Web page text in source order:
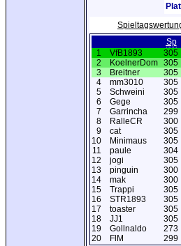
Sp
1
VfB1893
305
2
KoelnerDom 305
3
Breitner
305
4
mm3010
305
5
Schweini
305
6
Gege
305
7
Garrincha
299
8
RalleCR
300
9
cat
305
10
Minimaus
305
11
paule
304
12
jogi
305
13
pinguin
300
14
mak
300
15
Trappi
305
16
STR1893
305
17
toaster
305
18
JJ1
305
19
Gollnaldo
273
20
FlM
299